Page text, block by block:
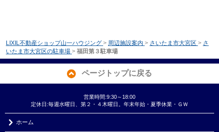
LIXIL不動産ショップ山一ハウジング > 周辺施設案内 > さいたま市大宮区 > さ
いたま市大宮区の駐車場 > 福田第３駐車場
ページトップに戻る
営業時間:9:30～18:00
定休日:毎週水曜日、第２・４木曜日。年末年始・夏季休業・ＧＷ
ホーム